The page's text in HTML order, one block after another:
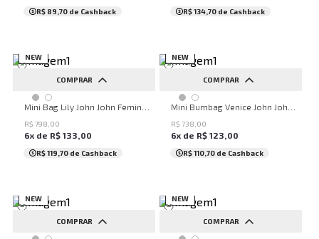
R$ 89,70 de Cashback R$ 134,70 de Cashback
NEW
COMPRAR
UN
R$ 798 00
6x de R$ 133,00
R$ 119,70 de Cashback
NEW
COMPRAR
UN
R$ 738 00
6x de R$ 123,00
R$ 110,70 de Cashback
NEW
COMPRAR
NEW
COMPRAR